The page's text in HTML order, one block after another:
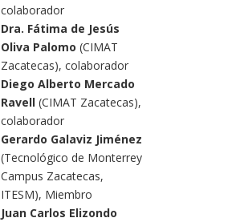
colaborador
Dra. Fátima de Jesús
Oliva Palomo (CIMAT
Zacatecas), colaborador
Diego Alberto Mercado
Ravell (CIMAT Zacatecas),
colaborador
Gerardo Galaviz Jiménez
(Tecnológico de Monterrey
Campus Zacatecas,
ITESM), Miembro
Juan Carlos Elizondo